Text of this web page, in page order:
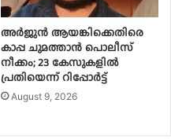
അർജുൻ ആയങ്കിക്കെതിരെ
കാപ്പ ചുമത്താൻ പൊലീസ്
നീക്കം; 23 കേസുകളിൽ
പ്രതിയെന്ന് റിപ്പോർട്ട്
August 9, 2026